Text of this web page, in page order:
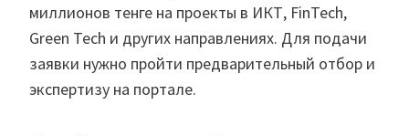
миллионов тенге на проекты в ИКТ, FinTech,
Green Tech и других направлениях. Для подачи
заявки нужно пройти предварительный отбор и
экспертизу на портале.